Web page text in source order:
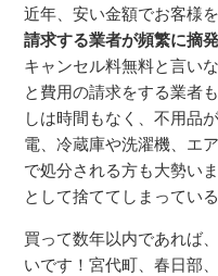
近年、安い金額でお客様
請求する業者が頻繁に摘
キャンセル料無料と言い
と費用の請求をする業者
しは時間もなく、不用品
電、冷蔵庫や洗濯機、エ
で処分される方も大勢い
として捨ててしまってい
買って数年以内であれば
いです！宮代町、春日部